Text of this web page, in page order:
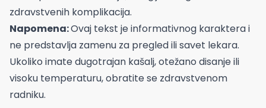
zdravstvenih komplikacija.
Napomena:Ovaj tekst je informativnog karaktera i
ne predstavlja zamenu za pregled ili savet lekara.
Ukoliko imate dugotrajan kašalj, otežano disanje ili
visoku temperaturu, obratite se zdravstvenom
radniku.